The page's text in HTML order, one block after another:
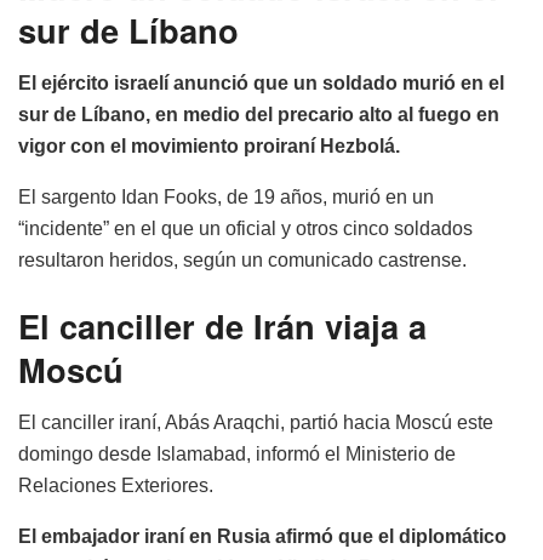
sur de Líbano
El ejército israelí anunció que un soldado murió en el
sur de Líbano, en medio del precario alto al fuego en
vigor con el movimiento proiraní Hezbolá.
El sargento Idan Fooks, de 19 años, murió en un
“incidente” en el que un oficial y otros cinco soldados
resultaron heridos, según un comunicado castrense.
El canciller de Irán viaja a
Moscú
El canciller iraní, Abás Araqchi, partió hacia Moscú este
domingo desde Islamabad, informó el Ministerio de
Relaciones Exteriores.
El embajador iraní en Rusia afirmó que el diplomático